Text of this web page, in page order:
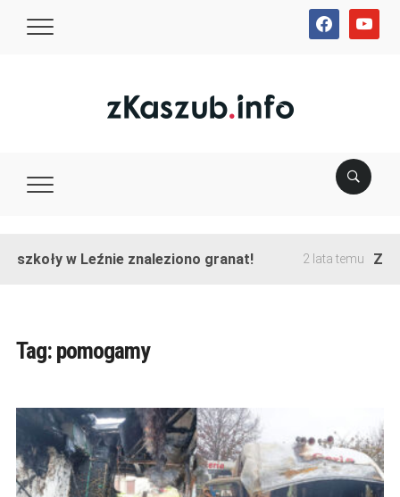
facebookyoutube
szkoły w Leźnie znaleziono granat! 2 lata temu
Tag: pomogamy